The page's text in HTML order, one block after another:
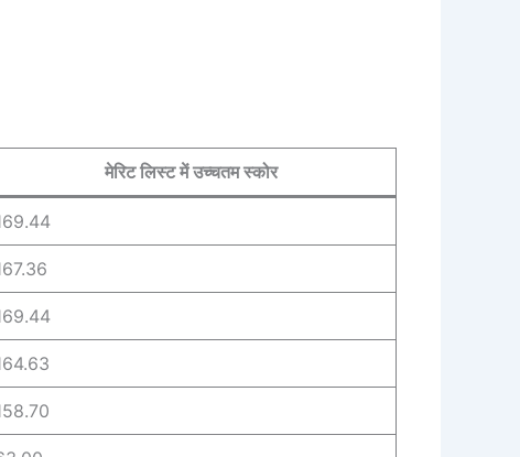
मेरिट लिस्ट में उच्चतम स्कोर